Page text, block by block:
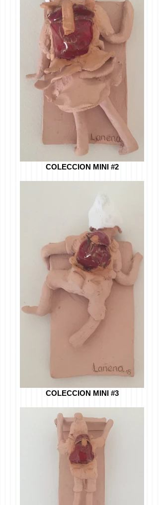
COLECCION MINI #2
COLECCION MINI #3